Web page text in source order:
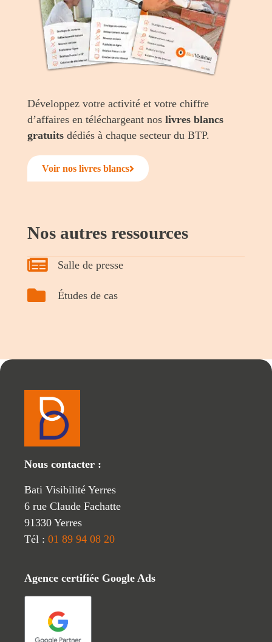
Développez votre activité et votre chiffre
d’affaires en téléchargeant nos livres blancs
gratuitsdédiés à chaque secteur du BTP.
Voir nos livres blancs
Nos autres ressources
Salle de presse
Études de cas
Nous contacter :
Bati Visibilité Yerres
6 rue Claude Fachatte
91330 Yerres
Tél :01 89 94 08 20
Agence certifiée Google Ads